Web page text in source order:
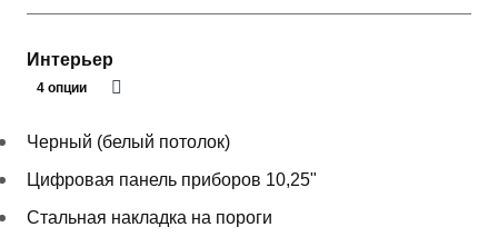
Интерьер
4 опции
Черный (белый потолок)
Цифровая панель приборов 10,25"
Стальная накладка на пороги